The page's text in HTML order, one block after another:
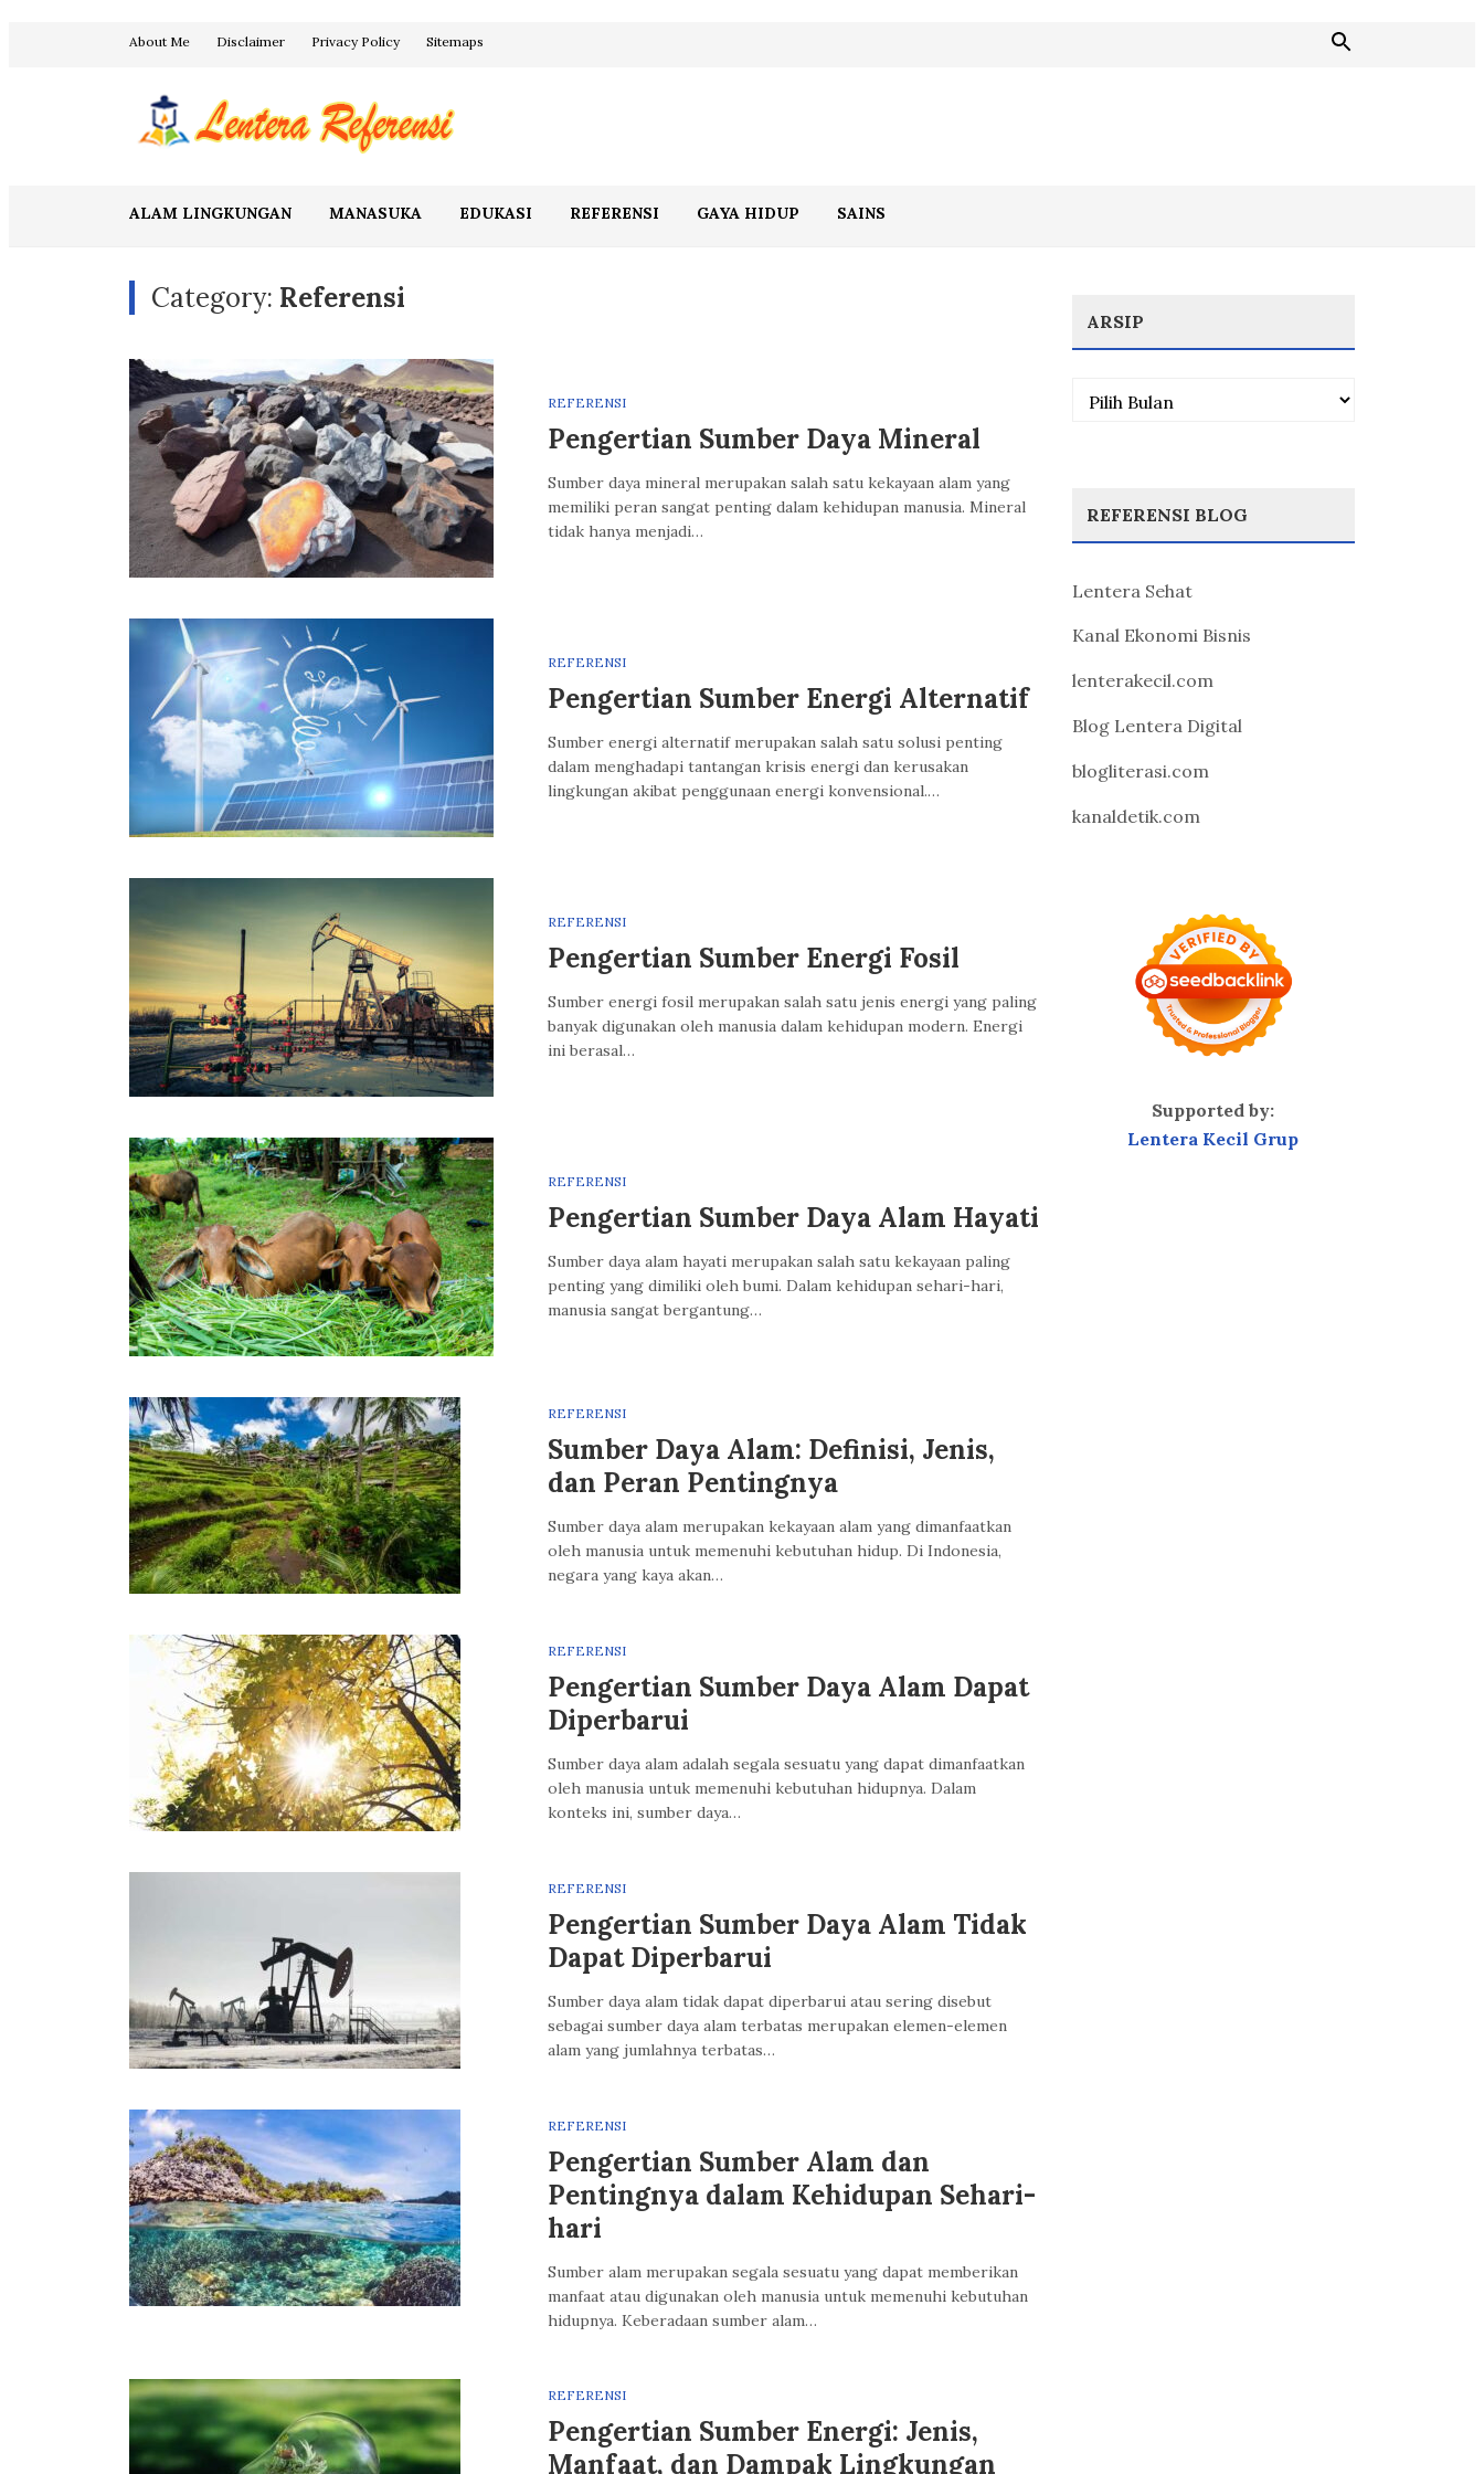
About Me Disclaimer Privacy Policy Sitemaps
ALAM LINGKUNGAN MANASUKA EDUKASI REFERENSI GAYA HIDUP SAINS
Category: Referensi
REFERENSI
Pengertian Sumber Daya Mineral
Sumber daya mineral merupakan salah satu kekayaan alam yang
memiliki peran sangat penting dalam kehidupan manusia. Mineral
tidak hanya menjadi…
REFERENSI
Pengertian Sumber Energi Alternatif
Sumber energi alternatif merupakan salah satu solusi penting
dalam menghadapi tantangan krisis energi dan kerusakan
lingkungan akibat penggunaan energi konvensional.…
REFERENSI
Pengertian Sumber Energi Fosil
Sumber energi fosil merupakan salah satu jenis energi yang paling
banyak digunakan oleh manusia dalam kehidupan modern. Energi
ini berasal…
REFERENSI
Pengertian Sumber Daya Alam Hayati
Sumber daya alam hayati merupakan salah satu kekayaan paling
penting yang dimiliki oleh bumi. Dalam kehidupan sehari-hari,
manusia sangat bergantung…
REFERENSI
Sumber Daya Alam: Definisi, Jenis,
dan Peran Pentingnya
Sumber daya alam merupakan kekayaan alam yang dimanfaatkan
oleh manusia untuk memenuhi kebutuhan hidup. Di Indonesia,
negara yang kaya akan…
REFERENSI
Pengertian Sumber Daya Alam Dapat
Diperbarui
Sumber daya alam adalah segala sesuatu yang dapat dimanfaatkan
oleh manusia untuk memenuhi kebutuhan hidupnya. Dalam
konteks ini, sumber daya…
REFERENSI
Pengertian Sumber Daya Alam Tidak
Dapat Diperbarui
Sumber daya alam tidak dapat diperbarui atau sering disebut
sebagai sumber daya alam terbatas merupakan elemen-elemen
alam yang jumlahnya terbatas…
REFERENSI
Pengertian Sumber Alam dan
Pentingnya dalam Kehidupan Sehari-
hari
Sumber alam merupakan segala sesuatu yang dapat memberikan
manfaat atau digunakan oleh manusia untuk memenuhi kebutuhan
hidupnya. Keberadaan sumber alam…
REFERENSI
Pengertian Sumber Energi: Jenis,
Manfaat, dan Dampak Lingkungan
ARSIP
Arsip
REFERENSI BLOG
Lentera Sehat
Kanal Ekonomi Bisnis
lenterakecil.com
Blog Lentera Digital
blogliterasi.com
kanaldetik.com
Supported by:
Lentera Kecil Grup